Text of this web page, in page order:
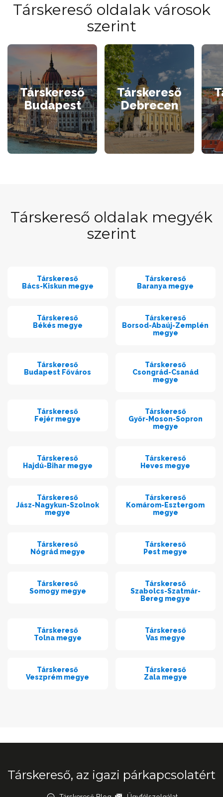
Társkereső oldalak városok
szerint
Társkereső
Budapest
Társkereső
Debrecen
Társkereső oldalak megyék
szerint
Társkereső
Bács-Kiskun megye
Társkereső
Baranya megye
Társkereső
Békés megye
Társkereső
Borsod-Abaúj-Zemplén
megye
Társkereső
Budapest Főváros
Társkereső
Csongrád-Csanád
megye
Társkereső
Fejér megye
Társkereső
Győr-Moson-Sopron
megye
Társkereső
Hajdú-Bihar megye
Társkereső
Heves megye
Társkereső
Jász-Nagykun-Szolnok
megye
Társkereső
Komárom-Esztergom
megye
Társkereső
Nógrád megye
Társkereső
Pest megye
Társkereső
Somogy megye
Társkereső
Szabolcs-Szatmár-
Bereg megye
Társkereső
Tolna megye
Társkereső
Vas megye
Társkereső
Veszprém megye
Társkereső
Zala megye
Társkereső, az igazi párkapcsolatért